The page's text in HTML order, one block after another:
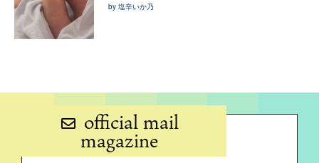
by 塩辛いか乃
official mail
magazine